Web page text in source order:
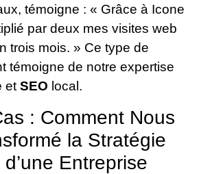
témoigne : « Grâce à Icone
par deux mes visites web
trois mois. » Ce type de
témoigne de notre expertise
et SEO local.
: Comment Nous
la Stratégie
Entreprise